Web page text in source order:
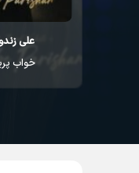
علی
بخواب